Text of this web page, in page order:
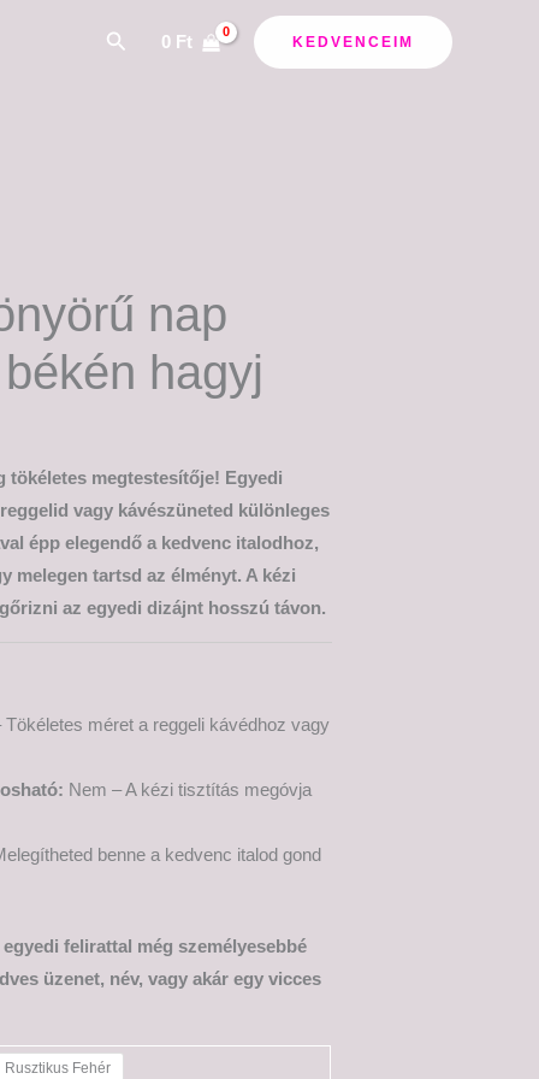
Search
0 Ft KEDVENCEIM
nap
hagyj
tökéletes megtestesítője! Egyedi
vagy kávészüneted különleges
épp elegendő a kedvenc italodhoz,
melegen tartsd az élményt. A kézi
az egyedi dizájnt hosszú távon.
méret a reggeli kávédhoz vagy
Nem – A kézi tisztítás megóvja
benne a kedvenc italod gond
felirattal még személyesebbé
üzenet, név, vagy akár egy vicces
Rusztikus Fehér